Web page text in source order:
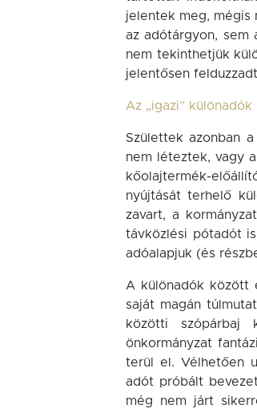
jelentek meg, mégis
az adótárgyon, sem
nem tekinthetjük
jelentősen
Az „igazi” különadók
Születtek azonban
nem léteztek, vagy
kőolajtermék-
nyújtását terhelő
zavart, a
távközlési pótadót
adóalapjuk (és
A különadók között
saját magán
közötti szópárbaj
önkormányzat
terül el. Vélhetően
adót próbált
még nem járt